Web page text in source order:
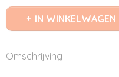
IN WINKELWAGEN
Omschrijving